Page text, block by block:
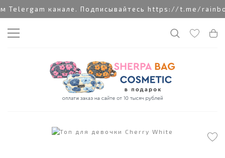
Telergam канале. Подписывайтесь https://t.me/